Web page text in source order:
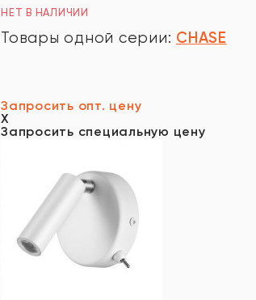
НЕТ В НАЛИЧИИ
Товары одной серии: CHASE
Запросить опт. цену
X
Запросить специальную цену